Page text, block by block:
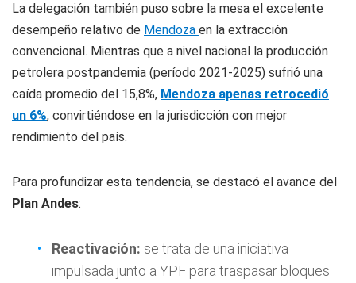
La delegación también puso sobre la mesa el excelente
desempeño relativo de Mendoza en la extracción
convencional. Mientras que a nivel nacional la producción
petrolera postpandemia (período 2021-2025) sufrió una
caída promedio del 15,8%, Mendoza apenas retrocedió
un 6%, convirtiéndose en la jurisdicción con mejor
rendimiento del país.
Para profundizar esta tendencia, se destacó el avance del
Plan Andes:
Reactivación: se trata de una iniciativa
impulsada junto a YPF para traspasar bloques